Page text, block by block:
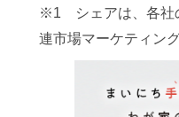
※1 シェアは、各社
連市場マーケティン